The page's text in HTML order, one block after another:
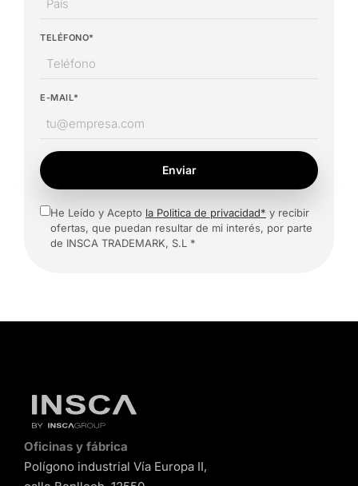
TELÉFONO*
E-MAIL*
Enviar
He Leído y Acepto la Politica de privacidad* y recibir
ofertas, que puedan resultar de mi interés, por parte
de INSCA TRADEMARK, S.L *
Oficinas y fábrica
Polígono industrial Vía Europa II,